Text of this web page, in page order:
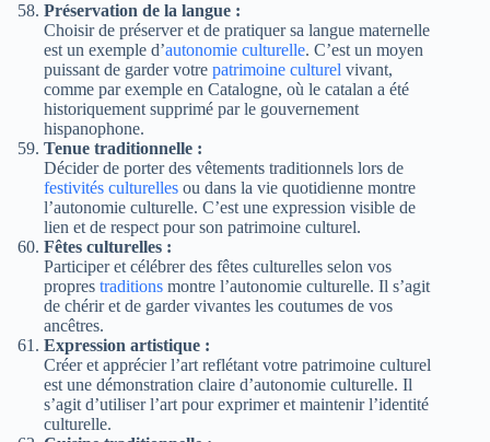
Préservation de la langue :
Choisir de préserver et de pratiquer sa langue maternelle
est un exemple d’autonomie culturelle. C’est un moyen
puissant de garder votre patrimoine culturel vivant,
comme par exemple en Catalogne, où le catalan a été
historiquement supprimé par le gouvernement
hispanophone.
Tenue traditionnelle :
Décider de porter des vêtements traditionnels lors de
festivités culturelles ou dans la vie quotidienne montre
l’autonomie culturelle. C’est une expression visible de
lien et de respect pour son patrimoine culturel.
Fêtes culturelles :
Participer et célébrer des fêtes culturelles selon vos
propres traditions montre l’autonomie culturelle. Il s’agit
de chérir et de garder vivantes les coutumes de vos
ancêtres.
Expression artistique :
Créer et apprécier l’art reflétant votre patrimoine culturel
est une démonstration claire d’autonomie culturelle. Il
s’agit d’utiliser l’art pour exprimer et maintenir l’identité
culturelle.